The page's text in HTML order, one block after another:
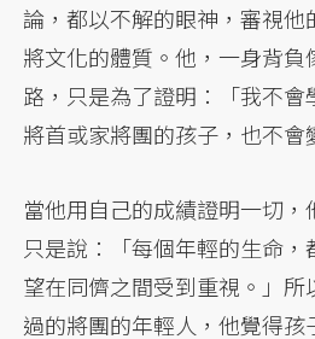
論，都以不解的眼神，審視他
將文化的體質。他，一身背
路，只是為了證明：「我不會
將首或家將團的孩子，也不會
當他用自己的成績證明一切
只是說：「每個年輕的生命
望在同儕之間受到重視。」
過的將團的年輕人，他覺得